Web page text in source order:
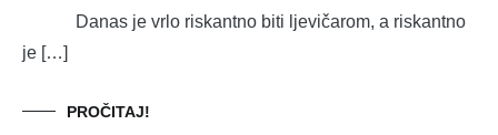
Danas je vrlo riskantno biti ljevičarom, a riskantno
je […]
PROČITAJ!